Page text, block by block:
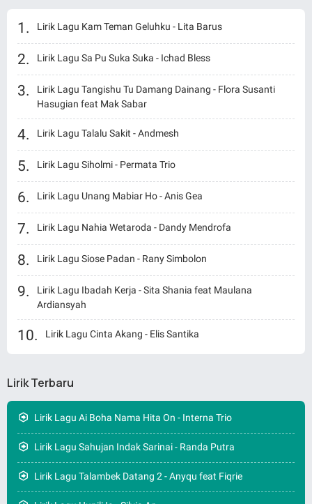
Lirik Lagu Kam Teman Geluhku - Lita Barus
Lirik Lagu Sa Pu Suka Suka - Ichad Bless
Lirik Lagu Tangishu Tu Damang Dainang - Flora Susanti
Hasugian feat Mak Sabar
Lirik Lagu Talalu Sakit - Andmesh
Lirik Lagu Siholmi - Permata Trio
Lirik Lagu Unang Mabiar Ho - Anis Gea
Lirik Lagu Nahia Wetaroda - Dandy Mendrofa
Lirik Lagu Siose Padan - Rany Simbolon
Lirik Lagu Ibadah Kerja - Sita Shania feat Maulana
Ardiansyah
Lirik Lagu Cinta Akang - Elis Santika
Lirik Terbaru
Lirik Lagu Ai Boha Nama Hita On - Interna Trio
Lirik Lagu Sahujan Indak Sarinai - Randa Putra
Lirik Lagu Talambek Datang 2 - Anyqu feat Fiqrie